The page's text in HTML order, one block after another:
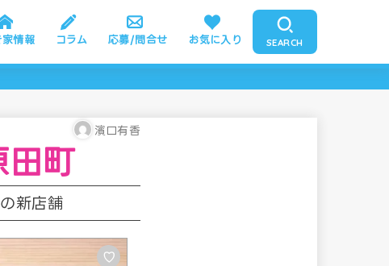
家情報 コラム 応募/問合せ お気に入り SEARCH
濱口有香
町
新店舗
♡